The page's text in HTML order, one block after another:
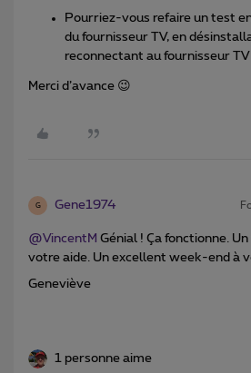
Pourriez-vous refaire un test
du fournisseur TV, en
reconnectant au fournisseur TV
Merci d’avance 😉
G Gene1974
@VincentM Génial ! Ça fonctionne.
votre aide. Un excellent week-end à
Geneviève
1 personne aime